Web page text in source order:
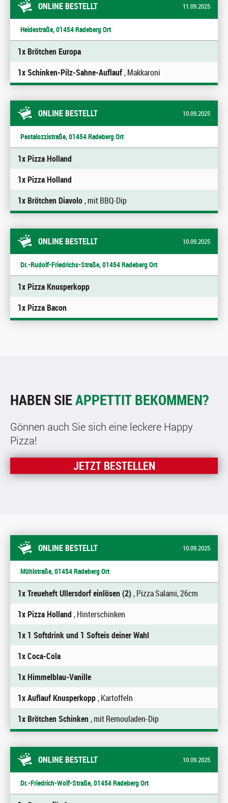
ONLINE BESTELLT 11.09.2025
Heidestraße, 01454 Radeberg Ort
1x Brötchen Europa
1x Schinken-Pilz-Sahne-Auflauf, Makkaroni
ONLINE BESTELLT 10.09.2025
Pestalozzistraße, 01454 Radeberg Ort
1x Pizza Holland
1x Pizza Holland
1x Brötchen Diavolo, mit BBQ-Dip
ONLINE BESTELLT 10.09.2025
Dr.-Rudolf-Friedrichs-Straße, 01454 Radeberg Ort
1x Pizza Knusperkopp
1x Pizza Bacon
HABEN SIEAPPETTIT BEKOMMEN?
Gönnen auch Sie sich eine leckere Happy
Pizza!
JETZT BESTELLEN
ONLINE BESTELLT 10.09.2025
Mühlstraße, 01454 Radeberg Ort
1x Treueheft Ullersdorf einlösen (2), Pizza Salami, 26cm
1x Pizza Holland , Hinterschinken
1x 1 Softdrink und 1 Softeis deiner Wahl
1x Coca-Cola
1x Himmelblau-Vanille
1x Auflauf Knusperkopp, Kartoffeln
1x Brötchen Schinken, mit Remouladen-Dip
ONLINE BESTELLT 10.09.2025
Dr.-Friedrich-Wolf-Straße, 01454 Radeberg Ort